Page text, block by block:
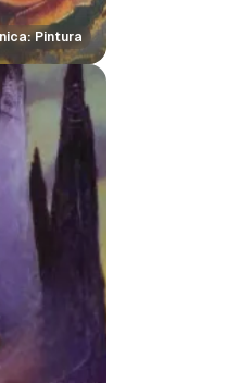
Pintura